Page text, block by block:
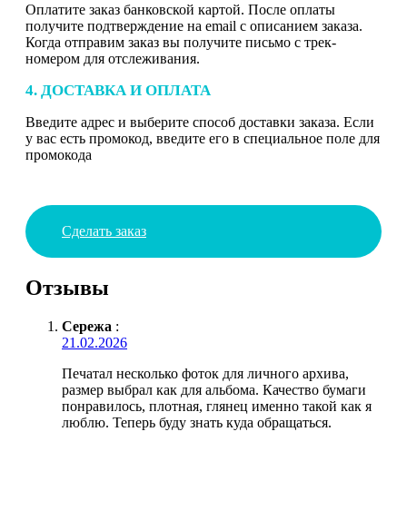
Оплатите заказ банковской картой. После оплаты
получите подтверждение на email с описанием заказа.
Когда отправим заказ вы получите письмо с трек-
номером для отслеживания.
4. ДОСТАВКА И ОПЛАТА
Введите адрес и выберите способ доставки заказа. Если
у вас есть промокод, введите его в специальное поле для
промокода
Сделать заказ
Отзывы
Сережа :
21.02.2026
Печатал несколько фоток для личного архива,
размер выбрал как для альбома. Качество бумаги
понравилось, плотная, глянец именно такой как я
люблю. Теперь буду знать куда обращаться.